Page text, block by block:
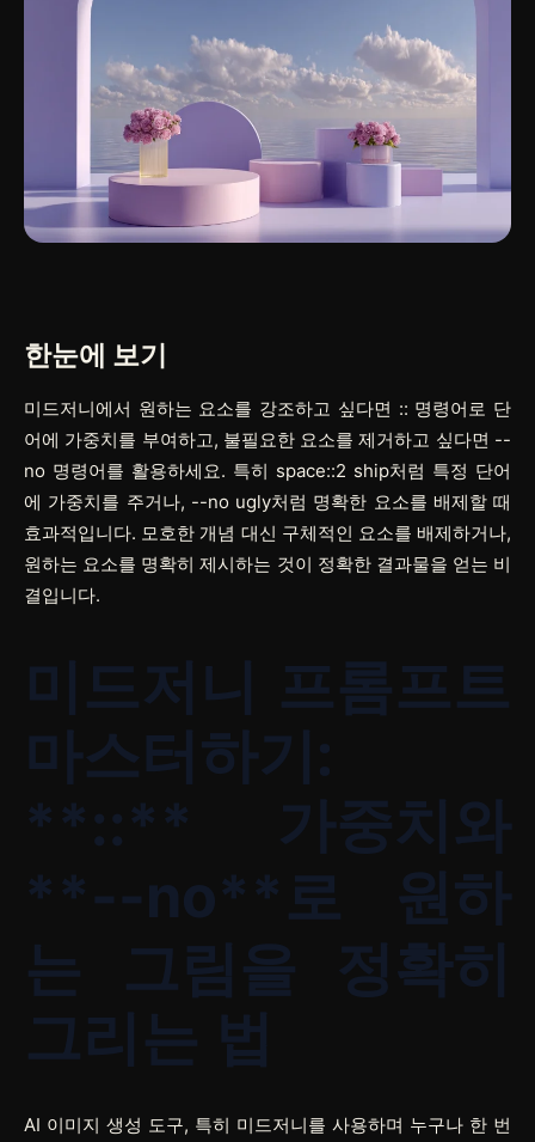
한눈에 보기
미드저니에서 원하는 요소를 강조하고 싶다면 :: 명령어로 단
어에 가중치를 부여하고, 불필요한 요소를 제거하고 싶다면 --
no 명령어를 활용하세요. 특히 space::2 ship처럼 특정 단어
에 가중치를 주거나, --no ugly처럼 명확한 요소를 배제할 때
효과적입니다. 모호한 개념 대신 구체적인 요소를 배제하거나,
원하는 요소를 명확히 제시하는 것이 정확한 결과물을 얻는 비
결입니다.
미드저니 프롬프트
마스터하기:
**::** 가중치와
**--no**로 원하
는 그림을 정확히
그리는 법
AI 이미지 생성 도구, 특히 미드저니를 사용하며 누구나 한 번